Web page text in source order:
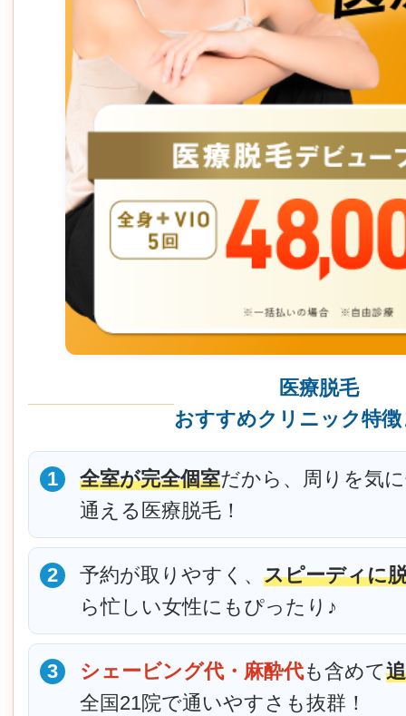
医療脱毛
おすすめクリニック特
1 全室が完全個室だから、周りを気
通える医療脱毛！
2 予約が取りやすく、 スピーディに
ら忙しい女性にもぴったり♪
3 シェービング代・麻酔代も含めて
全国21院で通いやすさも抜群！